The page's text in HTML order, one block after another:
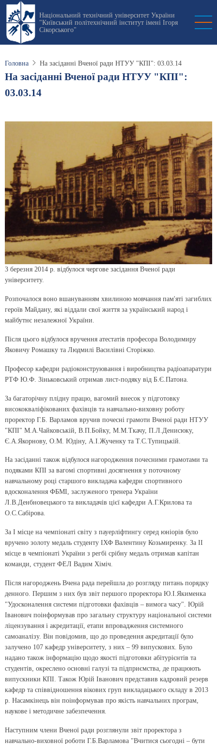
Перейти
основного
вмісту
Національний технічний університет України
"Київський політехнічний інститут імені Ігоря
Сікорського"
Головна На засіданні Вченої ради НТУУ "КПІ": 03.03.14
На засіданні Вченої ради НТУУ "КПІ":
03.03.14
3 березня 2014 р. відбулося чергове засідання Вченої ради
університету.
Розпочалося воно вшануванням хвилиною мовчання пам'яті загиблих
героїв Майдану, які віддали свої життя за український народ і
майбутнє незалежної України.
Після цього відбулося вручення атестатів професора Володимиру
Яковичу Ромашку та Людмилі Василівні Сторіжко.
Професор кафедри радіоконструювання і виробництва радіоапаратури
РТФ Ю.Ф. Зіньковський отримав лист-подяку від Б.Є.Патона.
За багаторічну плідну працю, вагомий внесок у підготовку
висококваліфікованих фахівців та навчально-виховну роботу
проректор Г.Б. Варламов вручив почесні грамоти Вченої ради НТУУ
"КПІ" М.А.Чайковській, В.П.Бойку, М.М.Ткачу, П.Л.Денисюку,
Є.А.Якорнову, О.М. Юдіну, А.І.Жученку та Т.С.Тупицькій.
На засіданні також відбулося нагородження почесними грамотами та
подяками КПІ за вагомі спортивні досягнення у поточному
навчальному році старшого викладача кафедри спортивного
вдосконалення ФБМІ, заслуженого тренера України
Л.В.Денбновецького та викладачів цієї кафедри А.Г.Крилова та
О.С.Сабірова.
За I місце на чемпіонаті світу з пауерліфтингу серед юніорів було
вручено золоту медаль студенту ІХФ Валентину Козьмиренку. За II
місце в чемпіонаті України з регбі срібну медаль отримав капітан
команди, студент ФЕЛ Вадим Хіміч.
Після нагороджень Вчена рада перейшла до розгляду питань порядку
денного. Першим з них був звіт першого проректора Ю.І.Якименка
"Удосконалення системи підготовки фахівців – вимога часу". Юрій
Іванович поінформував про загальну структуру національної системи
ліцензування і акредитації, етапи впровадження системного
самоаналізу. Він повідомив, що до проведення акредитації було
залучено 107 кафедр університету, з них – 99 випускових. Було
надано також інформацію щодо якості підготовки абітурієнтів та
студентів, окреслено основні галузі та підприємства, де працюють
випускники КПІ. Також Юрій Іванович представив кадровий резерв
кафедр та співвідношення вікових груп викладацького складу в 2013
р. Насамкінець він поінформував про якість навчальних програм,
наукове і методичне забезпечення.
Наступним члени Вченої ради розглянули звіт проректора з
навчально-виховної роботи Г.Б.Варламова "Вчитися сьогодні – бути